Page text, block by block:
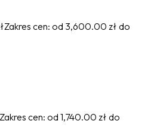
Zakres cen: od 3,600.00 zł do
Zakres cen: od 1,740.00 zł do